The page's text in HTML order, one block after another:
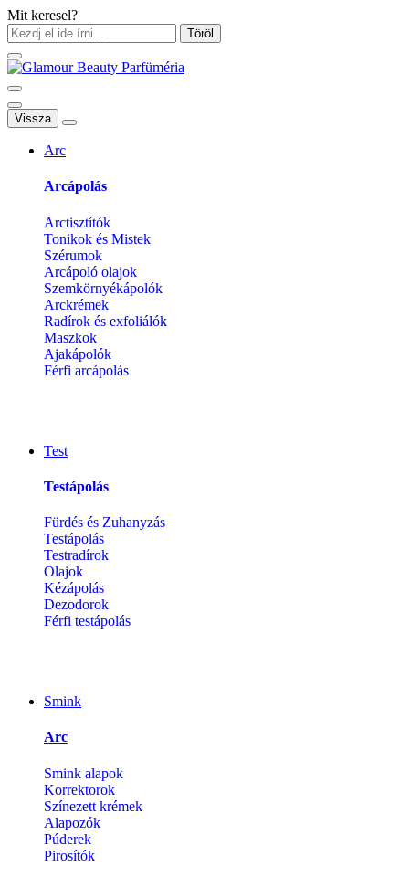
Mit keresel?
Töröl
Vissza
Arc
Arcápolás
Arctisztítók
Tonikok és Mistek
Szérumok
Arcápoló olajok
Szemkörnyékápolók
Arckrémek
Radírok és exfoliálók
Maszkok
Ajakápolók
Férfi arcápolás
Test
Testápolás
Fürdés és Zuhanyzás
Testápolás
Testradírok
Olajok
Kézápolás
Dezodorok
Férfi testápolás
Smink
Arc
Smink alapok
Korrektorok
Színezett krémek
Alapozók
Púderek
Pirosítók